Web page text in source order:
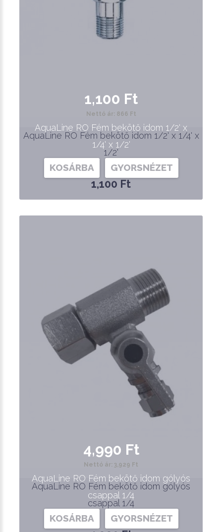
AquaLine RO Fém bekötő idom 1/2' x 1/4' x
1/2'
1,100 Ft
1,100 Ft
Nettó ár: 866 Ft
AquaLine RO Fém bekötő idom 1/2' x
1/4' x 1/2'
KOSÁRBA GYORSNÉZET
AquaLine RO Fém bekötő idom gólyós
csappal 1/4
4,990 Ft
Nettó ár: 3,929 Ft
AquaLine RO Fém bekötő idom gólyós
csappal 1/4
KOSÁRBA GYORSNÉZET